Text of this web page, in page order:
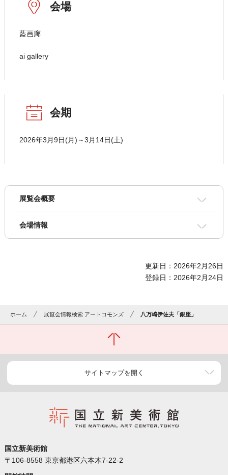
会場
藍画廊
ai gallery
会期
2026年3月9日(月)～3月14日(土)
展覧会概要
会場情報
更新日：2026年2月26日
登録日：2026年2月24日
ホーム 展覧会情報検索 アートコモンズ 八万崎伊佐夫「銀座」
サイトマップを開く
国立新美術館
〒106-8558 東京都港区六本木7-22-2